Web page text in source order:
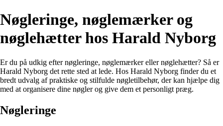
Nøgleringe, nøglemærker og
nøglehætter hos Harald Nyborg
Er du på udkig efter nøgleringe, nøglemærker eller nøglehætter? Så er
Harald Nyborg det rette sted at lede. Hos Harald Nyborg finder du et
bredt udvalg af praktiske og stilfulde nøgletilbehør, der kan hjælpe dig
med at organisere dine nøgler og give dem et personligt præg.
Nøgleringe